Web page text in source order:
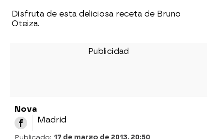
Disfruta de esta deliciosa receta de Bruno
Oteiza.
Nova
Madrid
Publicado: 17 de marzo de 2013, 20:50